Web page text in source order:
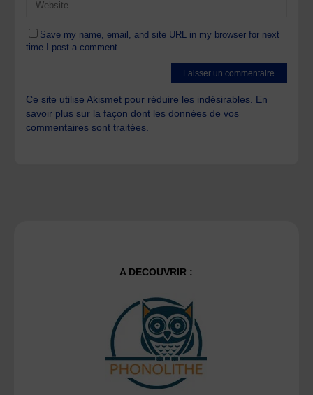
Save my name, email, and site URL in my browser for next
time I post a comment.
Ce site utilise Akismet pour réduire les indésirables. En
savoir plus sur la façon dont les données de vos
commentaires sont traitées
A DECOUVRIR :